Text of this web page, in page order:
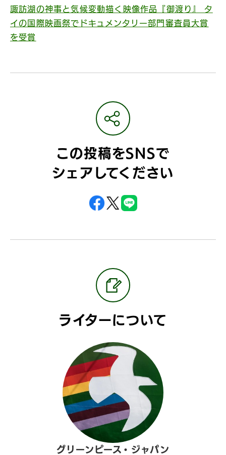
諏訪湖の神事と気候変動描く映像作品『御渡り』 タ
イの国際映画祭でドキュメンタリー部門審査員大賞
を受賞
この投稿をSNSで
シェアしてください
ライターについて
グリーンピース・ジャパン